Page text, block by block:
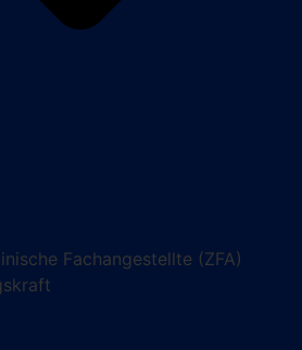
Fachangestellte (ZFA)